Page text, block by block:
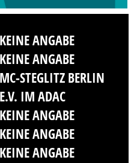
KEINE ANGABE
KEINE ANGABE
MC-STEGLITZ BERLIN
E.V. IM ADAC
KEINE ANGABE
KEINE ANGABE
KEINE ANGABE